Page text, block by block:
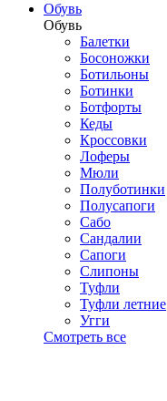
Обувь
Обувь
Балетки
Босоножки
Ботильоны
Ботинки
Ботфорты
Кеды
Кроссовки
Лоферы
Мюли
Полуботинки
Полусапоги
Сабо
Сандалии
Сапоги
Слипоны
Туфли
Туфли летние
Угги
Смотреть все